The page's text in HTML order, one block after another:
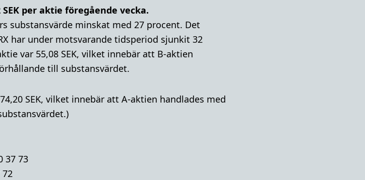
per aktie föregående vecka.
substansvärde minskat med 27 procent. Det
har under motsvarande tidsperiod sjunkit 32
var 55,08 SEK, vilket innebär att B-aktien
till substansvärdet.
SEK, vilket innebär att A-aktien handlades med
37 73